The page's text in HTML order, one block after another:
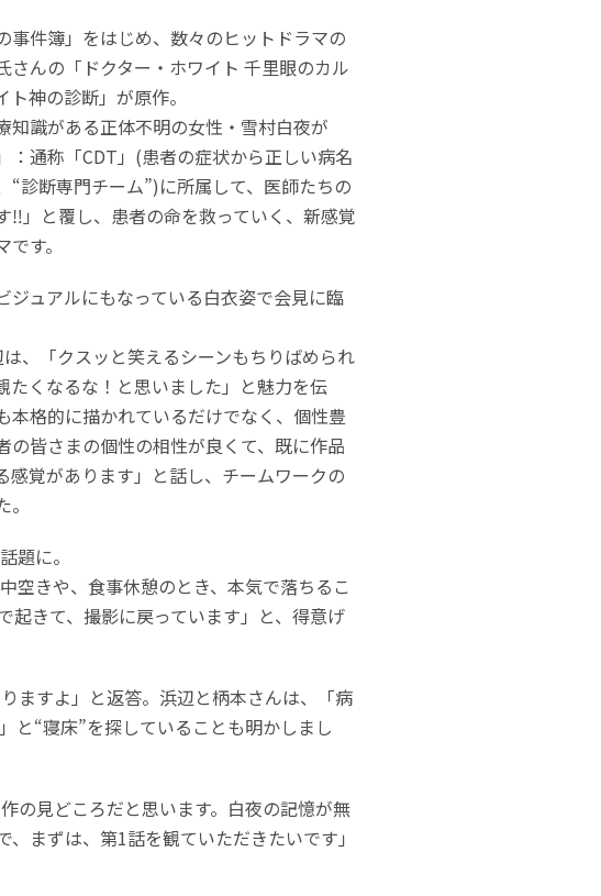
事件簿」をはじめ、数々のヒットドラマの
さんの「ドクター・ホワイト 千里眼のカル
神の診断」が原作。
知識がある正体不明の女性・雪村白夜が
：通称「CDT」(患者の症状から正しい病名
“診断専門チーム”)に所属して、医師たちの
‼」と覆し、患者の命を救っていく、新感覚
す。
ジュアルにもなっている白衣姿で会見に臨
、「クスッと笑えるシーンもちりばめられ
たくなるな！と思いました」と魅力を伝
本格的に描かれているだけでなく、個性豊
の皆さまの個性の相性が良くて、既に作品
感覚があります」と話し、チームワークの
題に。
空きや、食事休憩のとき、本気で落ちるこ
きて、撮影に戻っています」と、得意げ
ますよ」と返答。浜辺と柄本さんは、「病
と“寝床”を探していることも明かしまし
の見どころだと思います。白夜の記憶が無
まずは、第1話を観ていただきたいです」